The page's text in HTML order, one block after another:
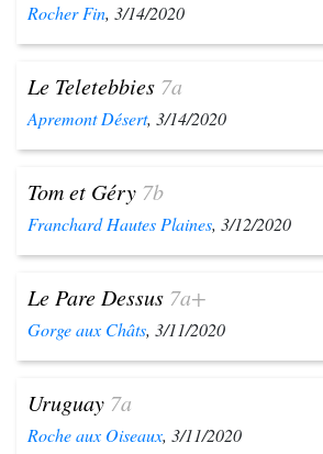
Rocher Fin, 3/14/2020
Le Teletebbies 7a
Apremont Désert, 3/14/2020
Tom et Géry 7b
Franchard Hautes Plaines, 3/12/2020
Le Pare Dessus 7a+
Gorge aux Châts, 3/11/2020
Uruguay 7a
Roche aux Oiseaux, 3/11/2020